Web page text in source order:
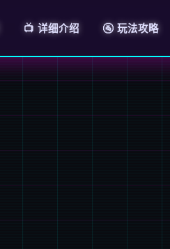
📺 详细介绍 🚰 玩法攻略